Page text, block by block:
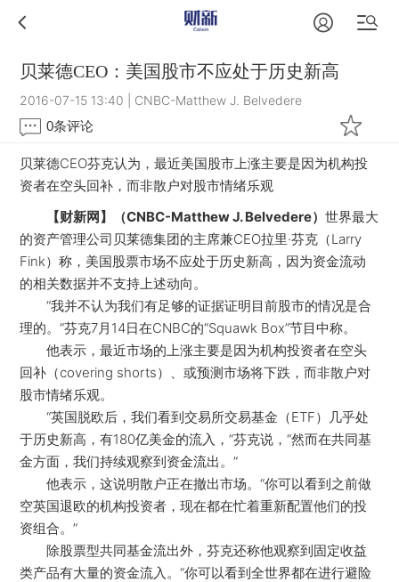
贝莱德CEO：美国股市不应处于历史新高
2016-07-15 13:40
CNBC-Matthew J. Belvedere
0条评论
贝莱德CEO芬克认为，最近美国股市上涨主要是因为机构投
资者在空头回补，而非散户对股市情绪乐观
【财新网】（CNBC-Matthew J. Belvedere）世界最大
的资产管理公司贝莱德集团的主席兼CEO拉里·芬克（Larry
Fink）称，美国股票市场不应处于历史新高，因为资金流动
的相关数据并不支持上述动向。
“我并不认为我们有足够的证据证明目前股市的情况是合
理的。”芬克7月14日在CNBC的“Squawk Box”节目中称。
他表示，最近市场的上涨主要是因为机构投资者在空头
回补（covering shorts）、或预测市场将下跌，而非散户对
股市情绪乐观。
“英国脱欧后，我们看到交易所交易基金（ETF）几乎处
于历史新高，有180亿美金的流入，”芬克说，“然而在共同基
金方面，我们持续观察到资金流出。”
他表示，这说明散户正在撤出市场。“你可以看到之前做
空英国退欧的机构投资者，现在都在忙着重新配置他们的投
资组合。”
除股票型共同基金流出外，芬克还称他观察到固定收益
类产品有大量的资金流入。“你可以看到全世界都在进行避险